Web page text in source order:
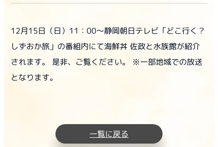
12月15日（日）11：00～静岡朝日テレビ「どこ行く？
しずおか旅」の番組内にて海鮮丼 佐政と水族館が紹介
されます。 是非、ご覧ください。 ※一部地域での放送
となります。
一覧に戻る